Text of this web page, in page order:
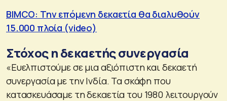
BIMCO: Την επόμενη δεκαετία θα διαλυθούν
15.000 πλοία (video)
Στόχος η δεκαετής συνεργασία
«Ευελπιστούμε σε μια αξιόπιστη και δεκαετή
συνεργασία με την Ινδία. Τα σκάφη που
κατασκευάσαμε τη δεκαετία του 1980 λειτουργούν